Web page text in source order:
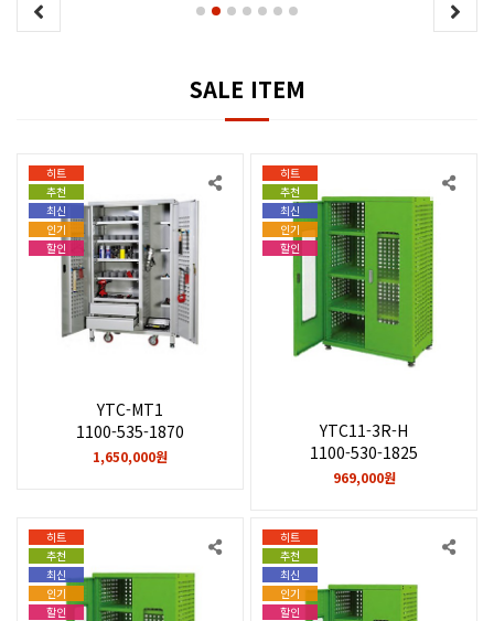
SALE ITEM
히트
추천
최신
인기
할인
YTC-MT1
1100-535-1870
1,650,000원
히트
추천
최신
인기
할인
YTC11-3R-H
1100-530-1825
969,000원
히트
추천
최신
인기
할인
히트
추천
최신
인기
할인